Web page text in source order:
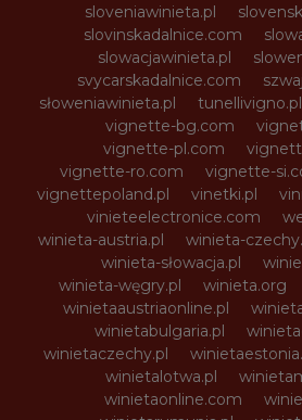
sloveniawinieta.pl
slovinskadalnice.com
slowacjawinieta.pl
svycarskadalnice.com
słoweniawinieta.pl
tunellivigno.pl
vignette-bg.com
vignette-pl.com
vignette-ro.com
vignette-
vignettepoland.pl
vinetki.pl
vinieteelectronice.com
winieta-austria.pl
winieta-
winieta-słowacja.pl
winieta-węgry.pl
winieta.org
winietaaustriaonline.pl
winietabulgaria.pl
winietaczechy.pl
winietalotwa.pl
winietaonline.com